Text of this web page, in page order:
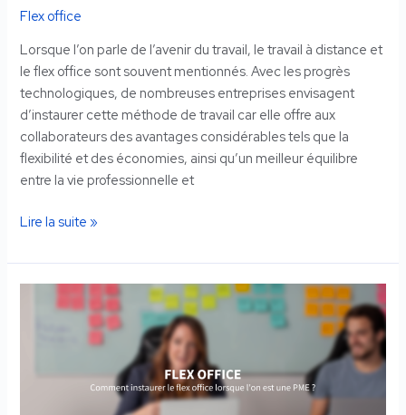
Flex office
Lorsque l’on parle de l’avenir du travail, le travail à distance et
le flex office sont souvent mentionnés. Avec les progrès
technologiques, de nombreuses entreprises envisagent
d’instaurer cette méthode de travail car elle offre aux
collaborateurs des avantages considérables tels que la
flexibilité et des économies, ainsi qu’un meilleur équilibre
entre la vie professionnelle et
Lire la suite »
instaurer